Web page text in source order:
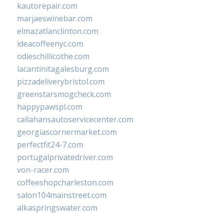
kautorepair.com
marjaeswinebar.com
elmazatlanclinton.com
ideacoffeenyc.com
odieschillicothe.com
lacantinitagalesburg.com
pizzadeliverybristol.com
greenstarsmogcheck.com
happypawspl.com
callahansautoservicecenter.com
georgiascornermarket.com
perfectfit24-7.com
portugalprivatedriver.com
von-racer.com
coffeeshopcharleston.com
salon104mainstreet.com
alkaspringswater.com